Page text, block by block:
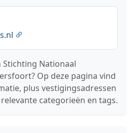
Stichting Nationaal
Op deze pagina vind
plus vestigingsadressen
categorieën en tags.